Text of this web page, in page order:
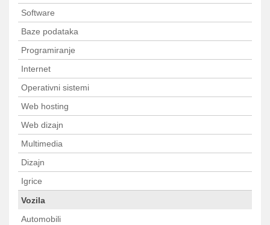
Software
Baze podataka
Programiranje
Internet
Operativni sistemi
Web hosting
Web dizajn
Multimedia
Dizajn
Igrice
Vozila
Automobili